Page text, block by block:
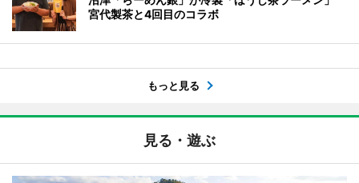
宮代製茶と4回目のコラボ
もっと見る
見る・遊ぶ